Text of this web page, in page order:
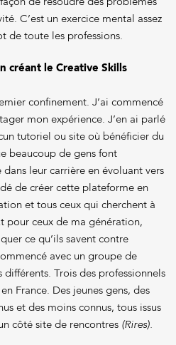
de résoudre des problèmes
C’est un exercice mental assez
de toute les professions.
créant le Creative Skills
confinement. J’ai commencé
mon expérience. J’en ai parlé
tutoriel ou site où bénéficier du
beaucoup de gens font
leur carrière en évoluant vers
de créer cette plateforme en
et tous ceux qui cherchent à
pour ceux de ma génération,
ce qu’ils savent contre
avec un groupe de
différents. Trois des professionnels
France. Des jeunes gens, des
et des moins connus, tous issus
côté site de rencontres (Rires).